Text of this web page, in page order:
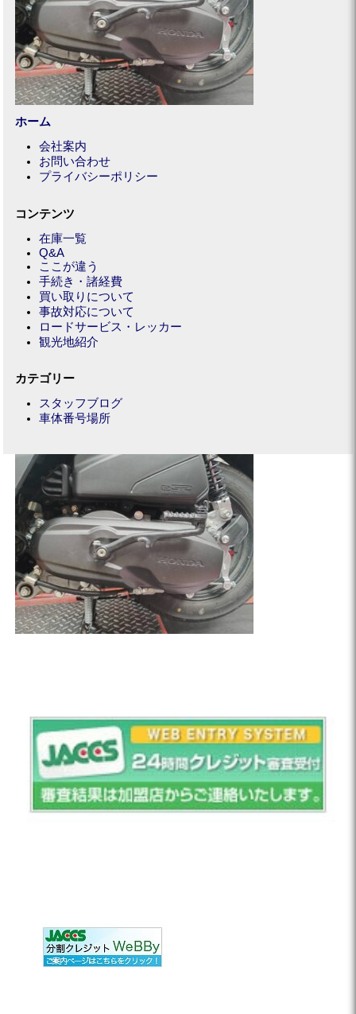
ホーム
会社案内
お問い合わせ
プライバシーポリシー
コンテンツ
在庫一覧
Q&A
ここが違う
手続き・諸経費
買い取りについて
事故対応について
ロードサービス・レッカー
観光地紹介
カテゴリー
スタッフブログ
車体番号場所